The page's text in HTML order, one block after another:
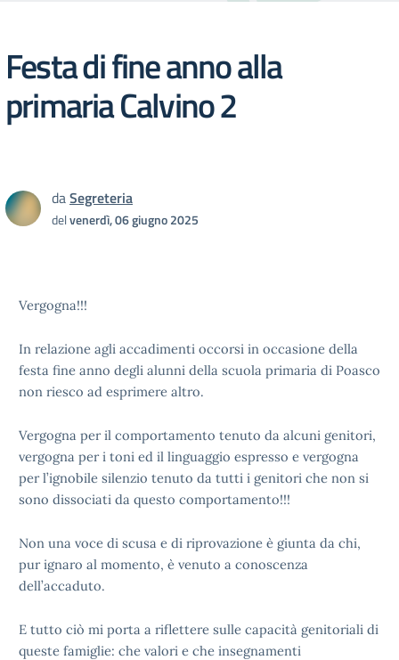
Festa di fine anno alla
primaria Calvino 2
daSegreteria
delvenerdì, 06 giugno 2025
Vergogna!!!
In relazione agli accadimenti occorsi in occasione della
festa fine anno degli alunni della scuola primaria di Poasco
non riesco ad esprimere altro.
Vergogna per il comportamento tenuto da alcuni genitori,
vergogna per i toni ed il linguaggio espresso e vergogna
per l’ignobile silenzio tenuto da tutti i genitori che non si
sono dissociati da questo comportamento!!!
Non una voce di scusa e di riprovazione è giunta da chi,
pur ignaro al momento, è venuto a conoscenza
dell’accaduto.
E tutto ciò mi porta a riflettere sulle capacità genitoriali di
queste famiglie: che valori e che insegnamenti